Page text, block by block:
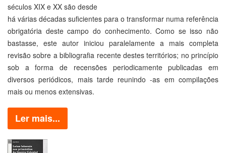
séculos XIX e XX são desde
há várias décadas suficientes para o transformar numa referência
obrigatória deste campo do conhecimento. Como se isso não
bastasse, este autor iniciou paralelamente a mais completa
revisão sobre a bibliografia recente destes territórios; no princípio
sob a forma de recensões periodicamente publicadas em
diversos periódicos, mais tarde reunindo -as em compilações
mais ou menos extensivas.
Ler mais...